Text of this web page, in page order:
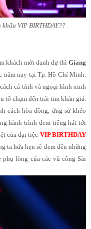
VIP BIRTHDAY??
khách mời danh dự thìGiang
năm nay tại Tp. Hồ Chí Minh.
cá tính và ngoại hình xinh
tố chạm đến trái tim khán giả.
cách hòa đồng, ứng sử khéo
hành trình đem tiếng hát tới
của đại tiệc VIP BIRTHDAY
ta hứa hẹn sẽ đem đến những
lòng của các vũ công Sài